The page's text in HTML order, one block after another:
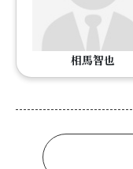
相馬智也